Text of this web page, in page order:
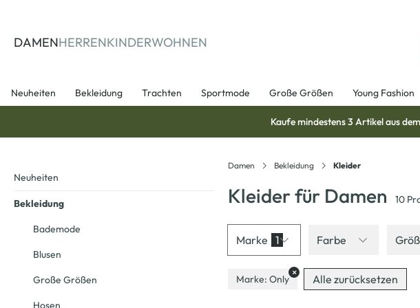
DAMENHERRENKINDERWOHNEN
Neuheiten Bekleidung Trachten Sportmode Große Größen Young Fashion
Kaufe mindestens 3 Artikel aus dem
Damen Bekleidung Kleider
Kleider für Damen 10
Marke 1 Farbe
Marke: Only
× Alle zurücksetzen
Neuheiten
Bekleidung
Bademode
Blusen
Große Größen
Hosen